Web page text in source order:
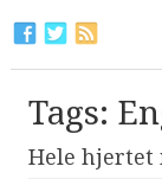
Tags:
Hele hjertet